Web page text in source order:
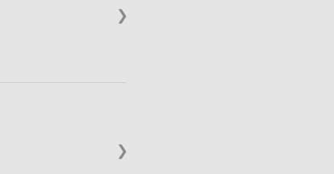
❯
❯